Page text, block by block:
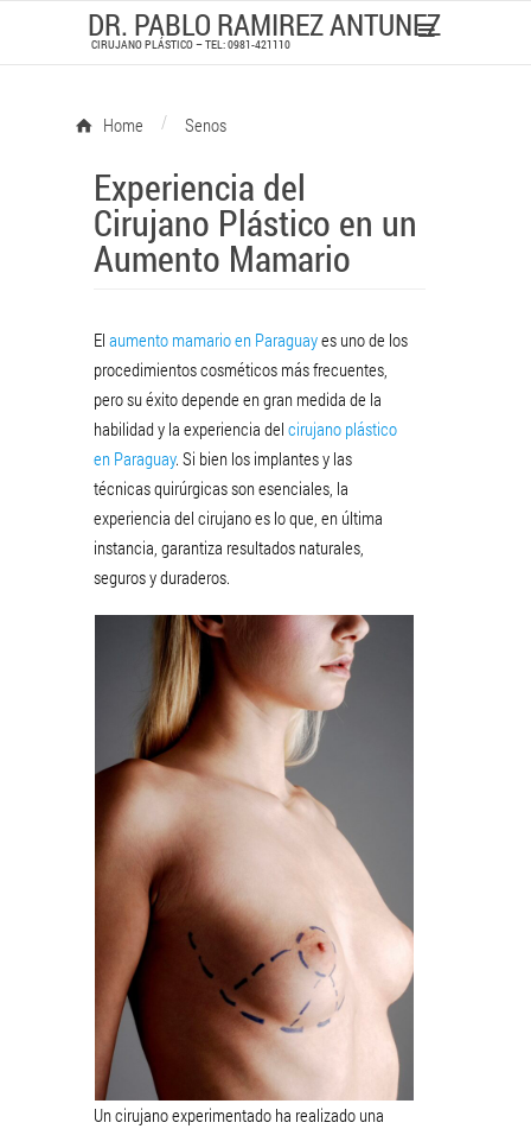
DR. PABLO RAMIREZ ANTUNEZ
CIRUJANO PLÁSTICO – TEL: 0981-421110
Home / Senos
Experiencia del
Cirujano Plástico en un
Aumento Mamario
El aumento mamario en Paraguayes uno de los
procedimientos cosméticos más frecuentes,
pero su éxito depende en gran medida de la
habilidad y la experiencia del cirujano plástico
en Paraguay. Si bien los implantes y las
técnicas quirúrgicas son esenciales, la
experiencia del cirujano es lo que, en última
instancia, garantiza resultados naturales,
seguros y duraderos.
Un cirujano experimentado ha realizado una